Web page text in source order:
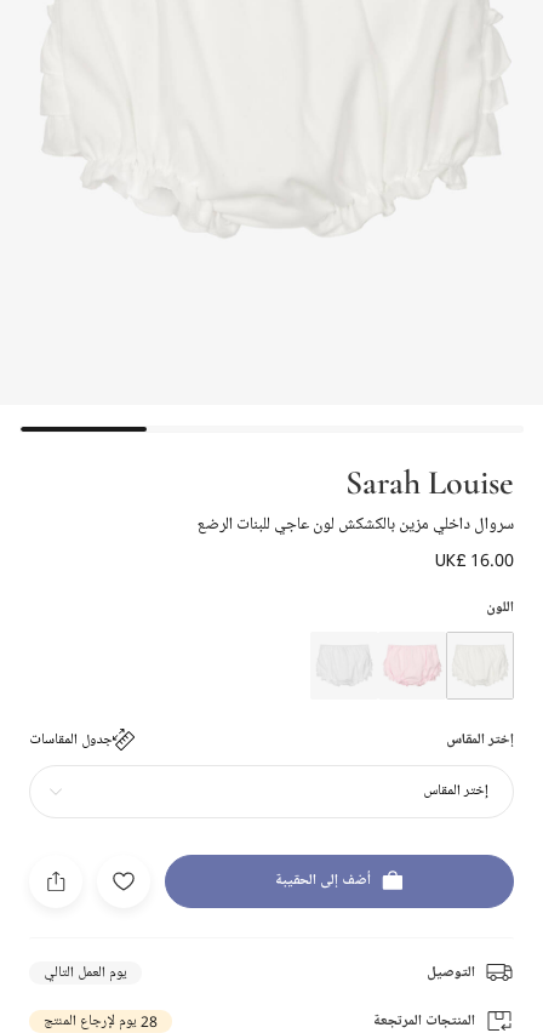
Sarah Louise
سروال داخلي مزين بالكشكش لون عاجي للبنات الرضع
UK£ 16.00
اللون
إختر المقاس جدول المقاسات
إختر المقاس
أضف إلى الحقيبة
التوصيل يوم العمل التالي
المنتجات المرتجعة 28 يوم لإرجاع المنتج